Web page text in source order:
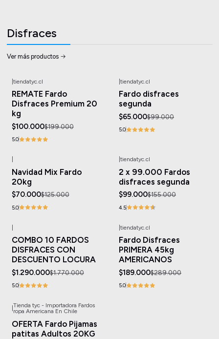
Disfraces
Ver más productos
tiendatyc.cl
REMATE Fardo
Disfraces Premium 20
kg
$100.000$199.000
5.0
tiendatyc.cl
Fardo disfraces
segunda
$65.000$99.000
5.0
Navidad Mix Fardo
20kg
$70.000$125.000
5.0
tiendatyc.cl
2 x 99.000 Fardos
disfraces segunda
$99.000$155.000
4.5
COMBO 10 FARDOS
DISFRACES CON
DESCUENTO LOCURA
$1.290.000$1.770.000
5.0
Agotado
tiendatyc.cl
Fardo Disfraces
PRIMERA 45kg
AMERICANOS
$189.000$289.000
5.0
-72%OFF
Agotado
Tienda tyc - Importadora Fardos
ropa Americana En Chile
OFERTA Fardo Pijamas
patitas Adultos 20KG